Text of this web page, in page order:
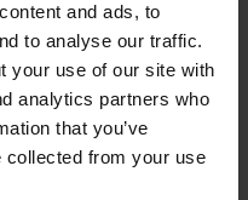
and ads, to
to analyse our traffic.
your use of our site with
analytics partners who
that you’ve
collected from your use
buiten
werkt bij ons via
kunnen op vooraf
of inleveren, ook
maximale flexibiliteit